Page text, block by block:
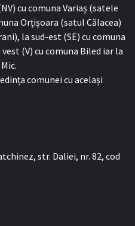
cu comuna Variaș (satele
Orțișoara (satul Călacea)
la sud-est (SE) cu comuna
(V) cu comuna Biled iar la
comunei cu același
str. Daliei, nr. 82, cod